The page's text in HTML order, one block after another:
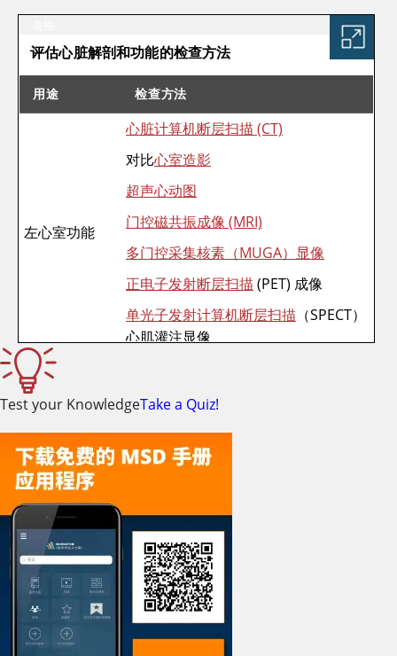
评估心脏解剖和功能的检查方法
评估心脏解剖和功能的检查方法
用途 检查方法
左心室功能
心脏计算机断层扫描 (CT)
对比心室造影
超声心动图
门控磁共振成像 (MRI)
多门控采集核素（MUGA）显像
正电子发射断层扫描 (PET) 成像
单光子发射计算机断层扫描 （SPECT）
心肌灌注显像
冠状动脉疾病
诊断和预后
心电图、核素心肌灌注显像或超声心动
血管内超声检查
多排CT冠状动脉造影
心肌活性
门控磁共振成像
PET
静息SPECT心肌灌注显像
超声心动图负荷试验
Test your KnowledgeTake a Quiz!